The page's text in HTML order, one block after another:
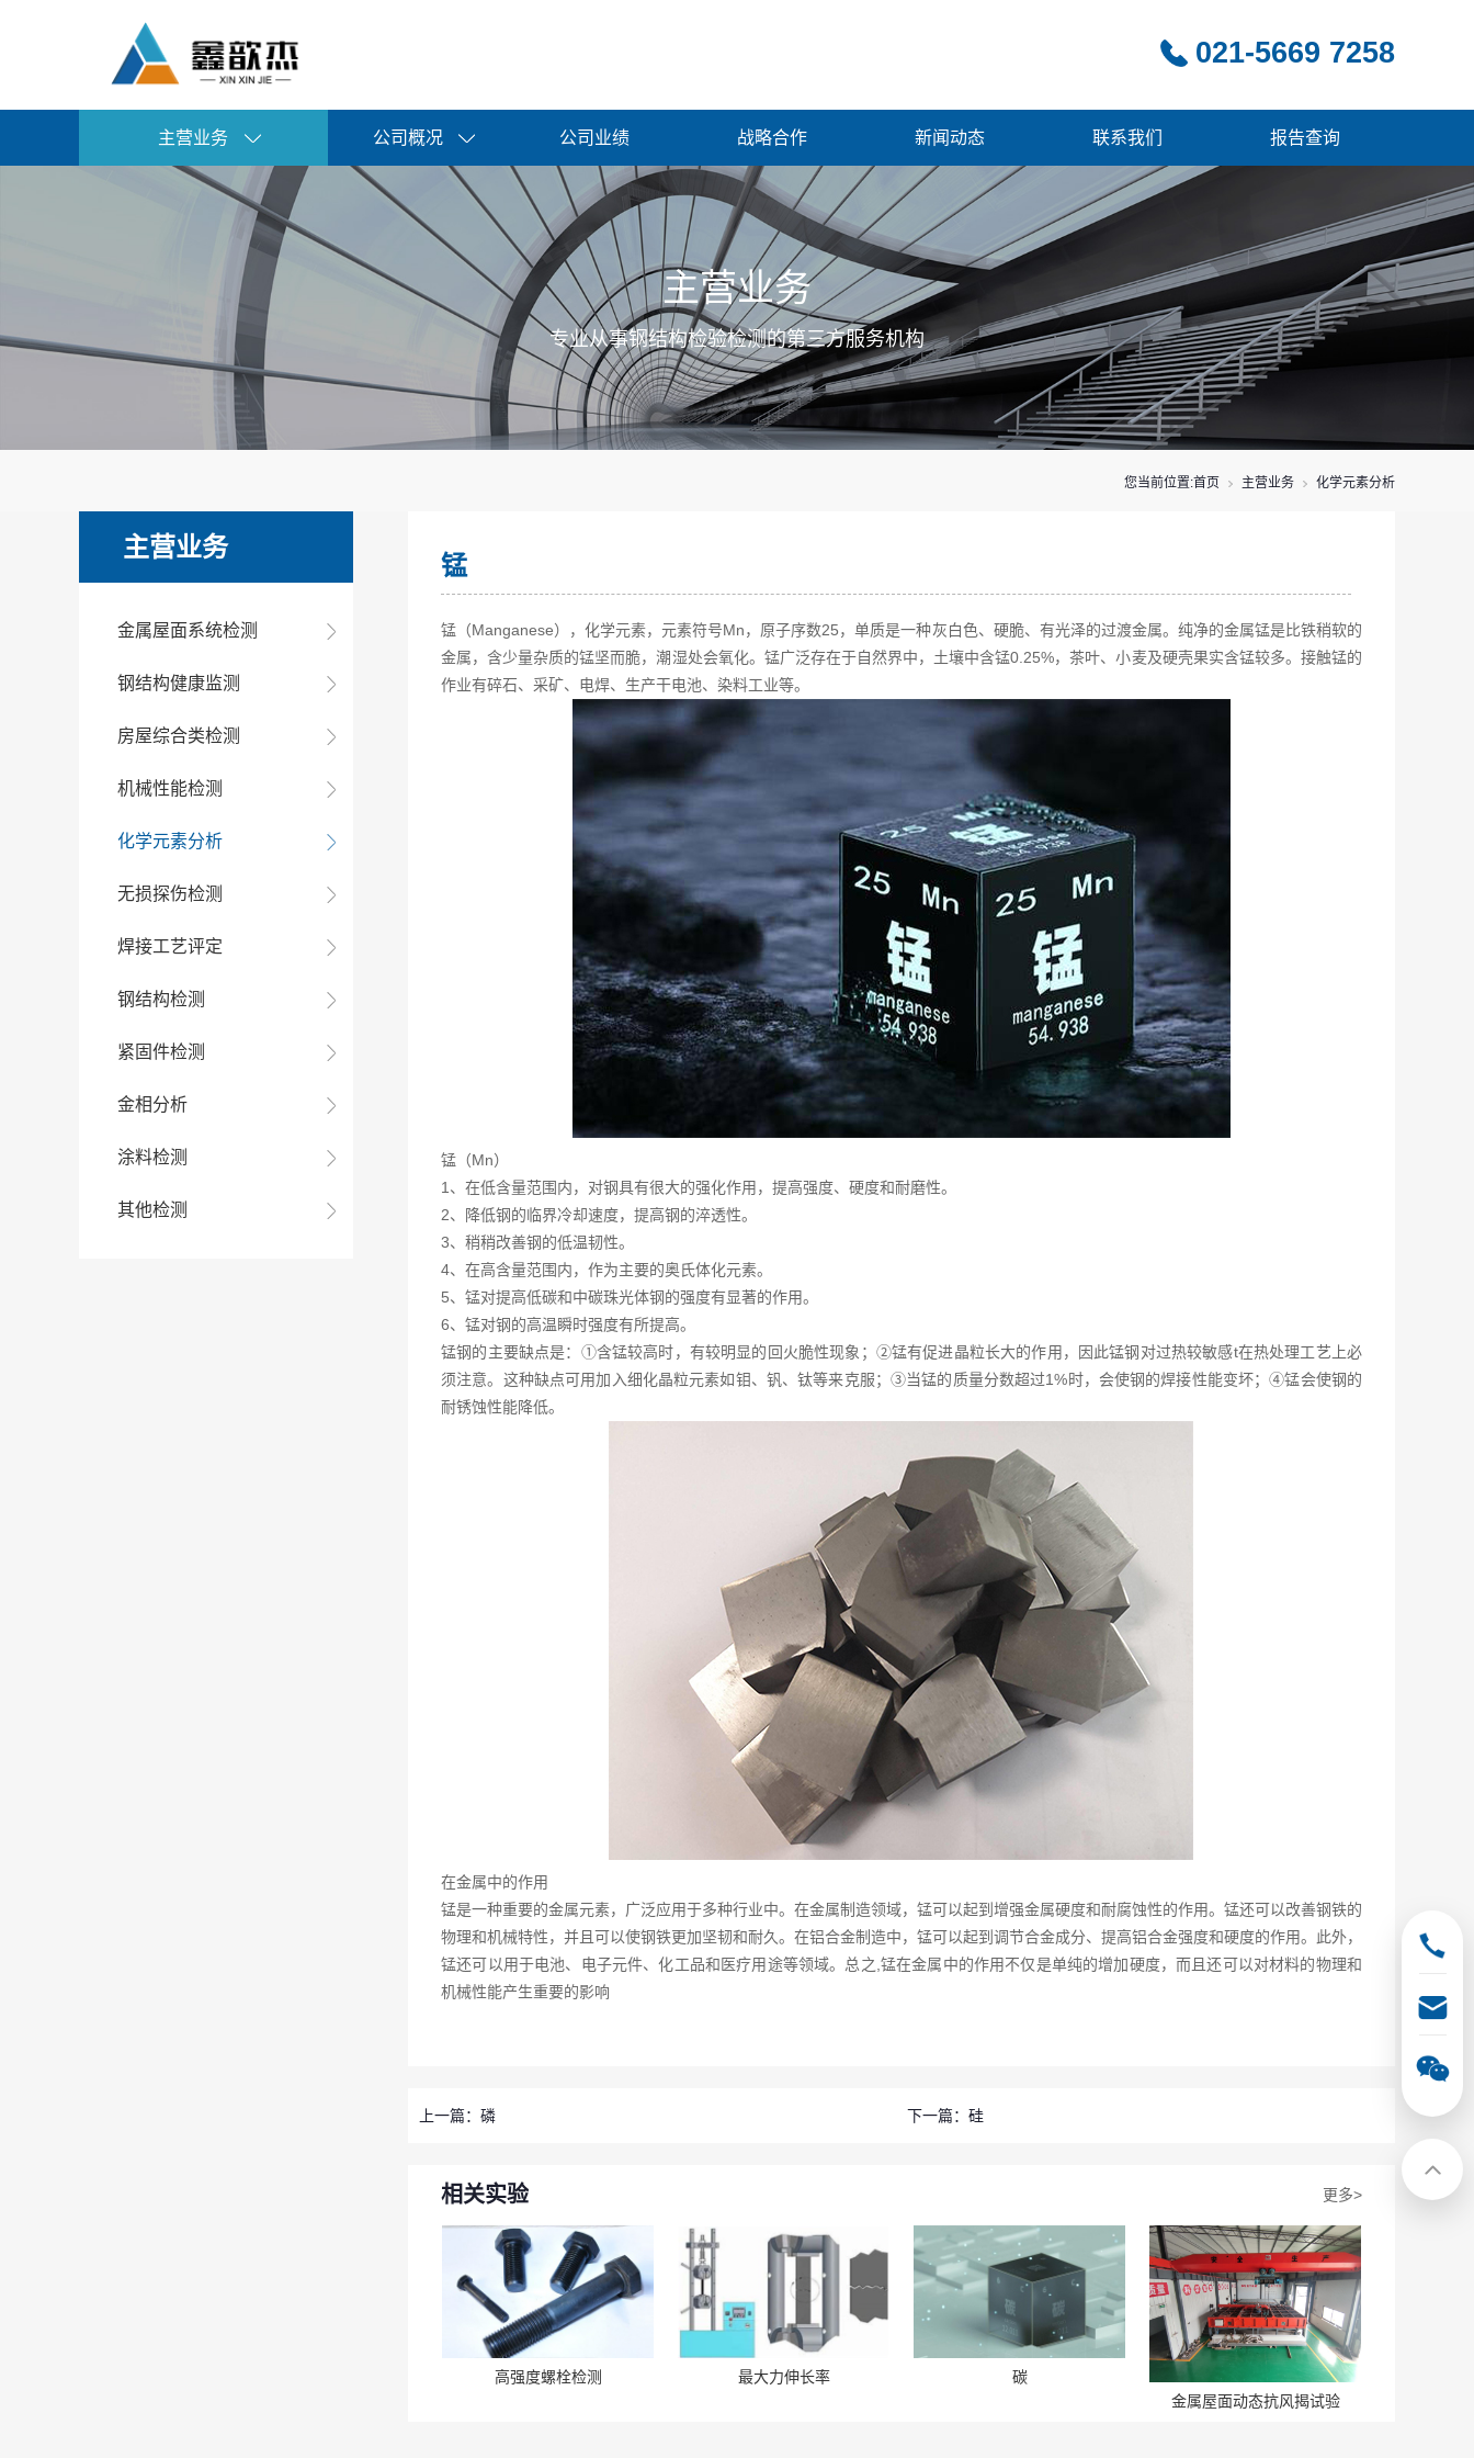
021-5669 7258
主营业务 公司概况 公司业绩 战略合作 新闻动态 联系我们 报告查询
主营业务
专业从事钢结构检验检测的第三方服务机构
您当前位置:首页 主营业务 化学元素分析
主营业务
金属屋面系统检测
钢结构健康监测
房屋综合类检测
机械性能检测
化学元素分析
无损探伤检测
焊接工艺评定
钢结构检测
紧固件检测
金相分析
涂料检测
其他检测
锰
锰（Manganese），化学元素，元素符号Mn，原子序数25，单质是一种灰白色、硬脆、有光泽的过渡金属。纯净的金属锰是比铁稍软的
金属，含少量杂质的锰坚而脆，潮湿处会氧化。锰广泛存在于自然界中，土壤中含锰0.25%，茶叶、小麦及硬壳果实含锰较多。接触锰的
作业有碎石、采矿、电焊、生产干电池、染料工业等。
锰（Mn）
1、在低含量范围内，对钢具有很大的强化作用，提高强度、硬度和耐磨性。
2、降低钢的临界冷却速度，提高钢的淬透性。
3、稍稍改善钢的低温韧性。
4、在高含量范围内，作为主要的奥氏体化元素。
5、锰对提高低碳和中碳珠光体钢的强度有显著的作用。
6、锰对钢的高温瞬时强度有所提高。
锰钢的主要缺点是：①含锰较高时，有较明显的回火脆性现象；②锰有促进晶粒长大的作用，因此锰钢对过热较敏感t在热处理工艺上必
须注意。这种缺点可用加入细化晶粒元素如钼、钒、钛等来克服；③当锰的质量分数超过1%时，会使钢的焊接性能变坏；④锰会使钢的
耐锈蚀性能降低。
在金属中的作用
锰是一种重要的金属元素，广泛应用于多种行业中。在金属制造领域，锰可以起到增强金属硬度和耐腐蚀性的作用。锰还可以改善钢铁的
物理和机械特性，并且可以使钢铁更加坚韧和耐久。在铝合金制造中，锰可以起到调节合金成分、提高铝合金强度和硬度的作用。此外，
锰还可以用于电池、电子元件、化工品和医疗用途等领域。总之,锰在金属中的作用不仅是单纯的增加硬度，而且还可以对材料的物理和
机械性能产生重要的影响
上一篇： 磷 下一篇： 硅
相关实验 更多>
高强度螺栓检测 最大力伸长率
碳
金属屋面动态抗风揭试验